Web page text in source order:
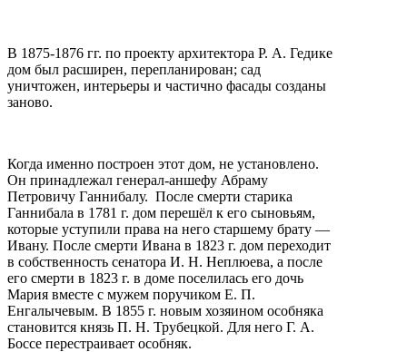
В 1875-1876 гг. по проекту архитектора Р. А. Гедике
дом был расширен, перепланирован; сад
уничтожен, интерьеры и частично фасады созданы
заново.
Когда именно построен этот дом, не установлено.
Он принадлежал генерал-аншефу Абраму
Петровичу Ганнибалу. После смерти старика
Ганнибала в 1781 г. дом перешёл к его сыновьям,
которые уступили права на него старшему брату —
Ивану. После смерти Ивана в 1823 г. дом переходит
в собственность сенатора И. Н. Неплюева, а после
его смерти в 1823 г. в доме поселилась его дочь
Мария вместе с мужем поручиком Е. П.
Енгалычевым. В 1855 г. новым хозяином особняка
становится князь П. Н. Трубецкой. Для него Г. А.
Боссе перестраивает особняк.